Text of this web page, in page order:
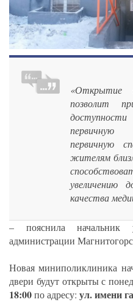
«Открытие
позволит
первичную
первичную
жителям
увеличению
качества
– пояснила начальник
администрации
Новая миниполиклиника
двери будут открыты с
18:00по адресу: ул. имени